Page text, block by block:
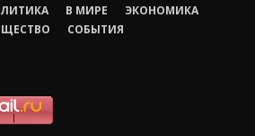
В МИРЕ
ЭКОНОМИКА
СОБЫТИЯ